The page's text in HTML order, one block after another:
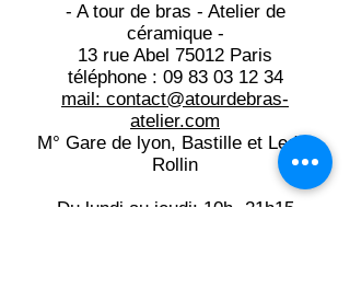
- A tour de bras - Atelier de
céramique -
13 rue Abel 75012 Paris
téléphone : 09 83 03 12 34
mail: contact@atourdebras-
atelier.com​
M° Gare de lyon, Bastille et Ledru
Rollin
Du lundi au jeudi: 10h -21h15